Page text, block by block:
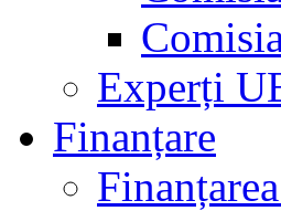
Experți
Finanțare